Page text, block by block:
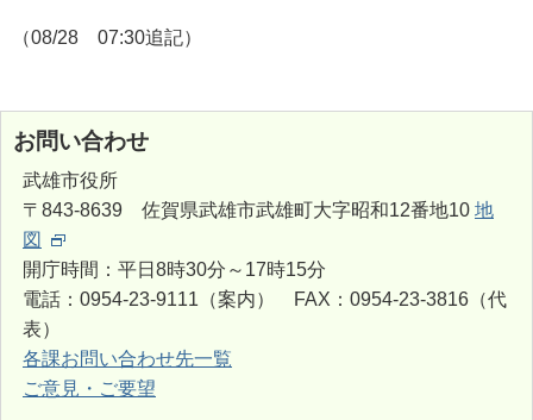
（08/28 07:30追記）
お問い合わせ
武雄市役所
〒843-8639 佐賀県武雄市武雄町大字昭和12番地10 地
図
開庁時間：平日8時30分～17時15分
電話：0954-23-9111（案内） FAX：0954-23-3816（代
表）
各課お問い合わせ先一覧
ご意見・ご要望